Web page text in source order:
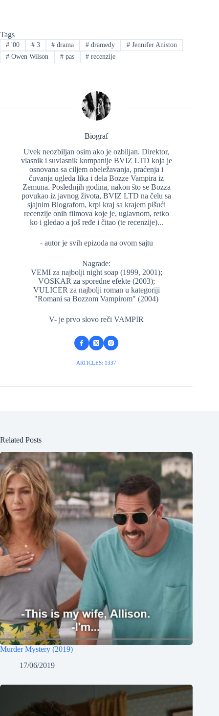
Tags
#'00 #3 # drama # dramedy # Jennifer Aniston
#Owen Wilson #pas # recenzije
Biograf
Uvek neozbiljan osim ako je ozbiljan. Direktor,
vlasnik i suvlasnik kompanije BVIZ LTD koja je
osnovana sa ciljem obeležavanja, praćenja i
čuvanja ugleda lika i dela Bozze Vampira iz
Zemuna. Poslednjih godina, nakon što se Bozza
povukao iz javnog života, BVIZ LTD na čelu sa
sjajnim Biografom, krpi kraj sa krajem pišući
recenzije onih filmova koje je, uglavnom, retko
ko i gledao a još ređe i čitao (te recenzije)...
- autor je svih epizoda na ovom sajtu
Nagrade:
VEMI za najbolji night soap (1999, 2001);
VOSKAR za sporedne efekte (2003);
VULICER za najbolji roman u kategoriji
"Romani sa Bozzom Vampirom" (2004)
V- je prvo slovo reči VAMPIR
ARTICLES: 1337
Related Posts
Murder Mystery (2019)
17/06/2019